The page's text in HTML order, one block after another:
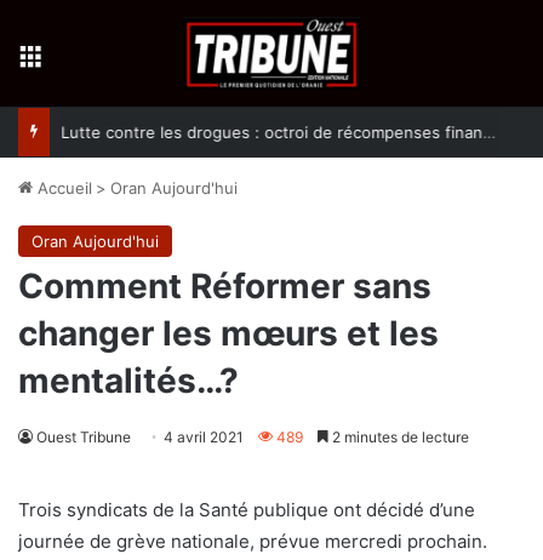
Lutte contre les drogues : octroi de récompenses financières aux dénonciateurs de trafiquants
Accueil > Oran Aujourd'hui
Oran Aujourd'hui
Comment Réformer sans
changer les mœurs et les
mentalités…?
Ouest Tribune 4 avril 2021 489 2 minutes de lecture
Trois syndicats de la Santé publique ont décidé d’une
journée de grève nationale, prévue mercredi prochain.